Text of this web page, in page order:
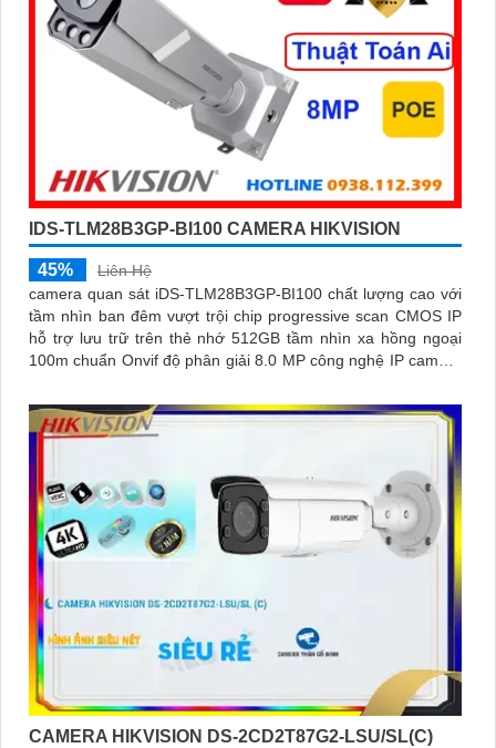
IDS-TLM28B3GP-BI100 CAMERA HIKVISION
45%
Liên Hệ
camera quan sát iDS-TLM28B3GP-BI100 chất lượng cao với
tầm nhìn ban đêm vượt trội chip progressive scan CMOS IP
hỗ trợ lưu trữ trên thẻ nhớ 512GB tầm nhìn xa hồng ngoại
100m chuẩn Onvif độ phân giải 8.0 MP công nghệ IP camera
hợp sử dụng trong Giao Thông
CAMERA HIKVISION DS-2CD2T87G2-LSU/SL(C)